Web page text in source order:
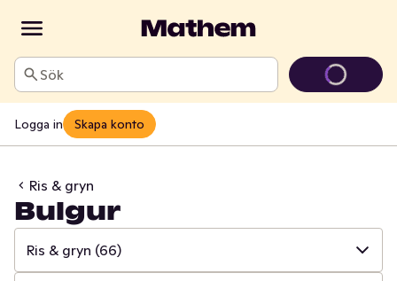
Sök
Logga in Skapa konto
Ris & gryn
Bulgur
Ris & gryn (66)